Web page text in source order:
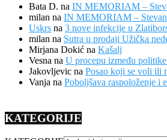
Bata D. na IN MEMORIAM –
milan na IN MEMORIAM –
Uskrs na 3 nove infekcije u
milan na Sutra u prodaji Užička
Mirjana Dokić na Kašalj
Vesna na U procepu između
Jakovljevic na Posao koji se voli ili
Vanja na Poboljšava raspoloženje i
KATEGORIJE